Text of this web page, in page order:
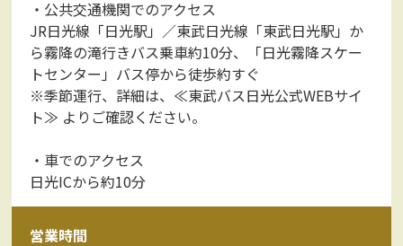
・公共交通機関でのアクセス
JR日光線「日光駅」／東武日光線「東武日光駅」か
ら霧降の滝行きバス乗車約10分、「日光霧降スケー
トセンター」バス停から徒歩約すぐ
※季節運行、詳細は、 ≪東武バス日光公式WEBサイ
ト≫ よりご確認ください。
・車でのアクセス
日光ICから約10分
営業時間